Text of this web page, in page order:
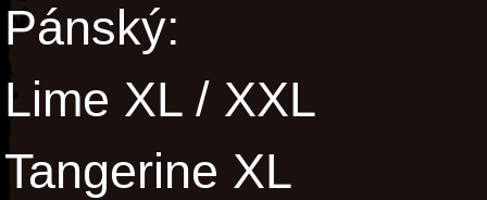
Pánský:
Lime XL / XXL
Tangerine XL